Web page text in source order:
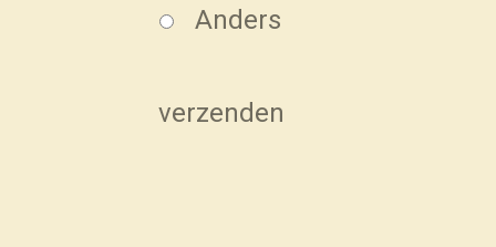
Anders
verzenden